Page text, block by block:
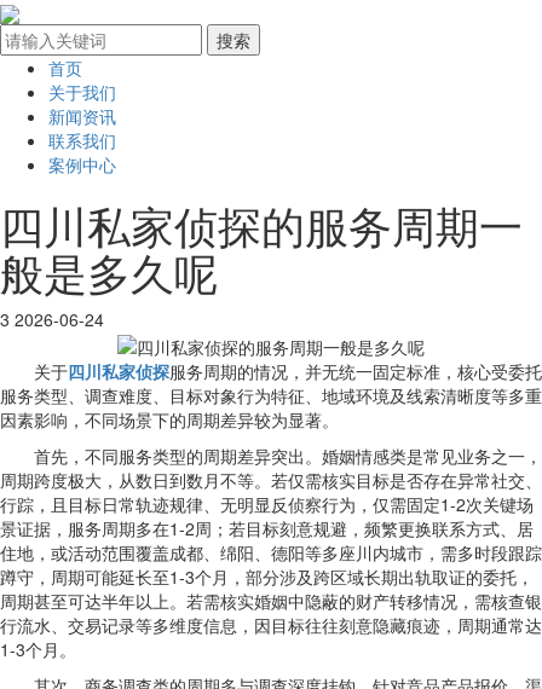
首页
关于我们
新闻资讯
联系我们
案例中心
四川私家侦探的服务周期一
般是多久呢
3 2026-06-24
关于四川私家侦探服务周期的情况，并无统一固定标准，核心受委托
服务类型、调查难度、目标对象行为特征、地域环境及线索清晰度等多重
因素影响，不同场景下的周期差异较为显著。
首先，不同服务类型的周期差异突出。婚姻情感类是常见业务之一，
周期跨度极大，从数日到数月不等。若仅需核实目标是否存在异常社交、
行踪，且目标日常轨迹规律、无明显反侦察行为，仅需固定1-2次关键场
景证据，服务周期多在1-2周；若目标刻意规避，频繁更换联系方式、居
住地，或活动范围覆盖成都、绵阳、德阳等多座川内城市，需多时段跟踪
蹲守，周期可能延长至1-3个月，部分涉及跨区域长期出轨取证的委托，
周期甚至可达半年以上。若需核实婚姻中隐蔽的财产转移情况，需核查银
行流水、交易记录等多维度信息，因目标往往刻意隐藏痕迹，周期通常达
1-3个月。